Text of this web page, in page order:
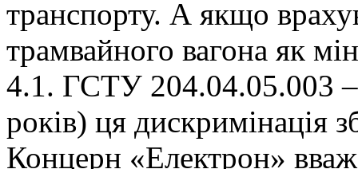
транспорту. А якщо
трамвайного вагона як
4.1. ГСТУ 204.04.05.003
років) ця дискримінація
Концерн «Електрон»